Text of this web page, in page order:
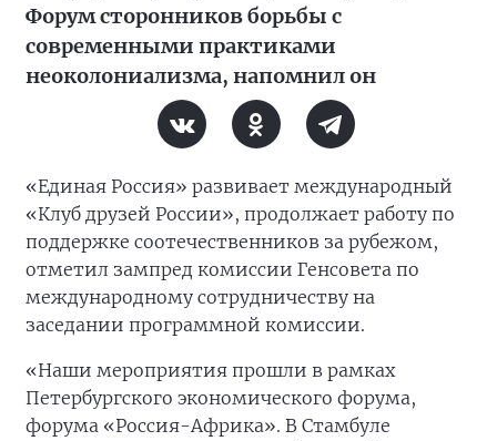
Форум сторонников борьбы с
современными практиками
неоколониализма, напомнил он
«Единая Россия» развивает международный
«Клуб друзей России», продолжает работу по
поддержке соотечественников за рубежом,
отметил зампред комиссии Генсовета по
международному сотрудничеству на
заседании программной комиссии.
«Наши мероприятия прошли в рамках
Петербургского экономического форума,
форума «Россия-Африка». В Стамбуле